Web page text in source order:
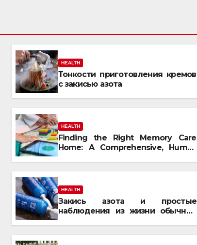
HEALTH
Тонкости приготовления кремов
с закисью азота
HEALTH
Finding the Right Memory Care
Home: A Comprehensive, Human
Guide
HEALTH
Закись азота и простые
наблюдения из жизни обычных
людей